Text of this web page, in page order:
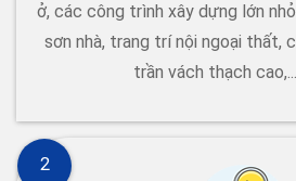
ở, các công trình xây dựng lớn
sơn nhà, trang trí nội ngoại thất,
trần vách thạch
2